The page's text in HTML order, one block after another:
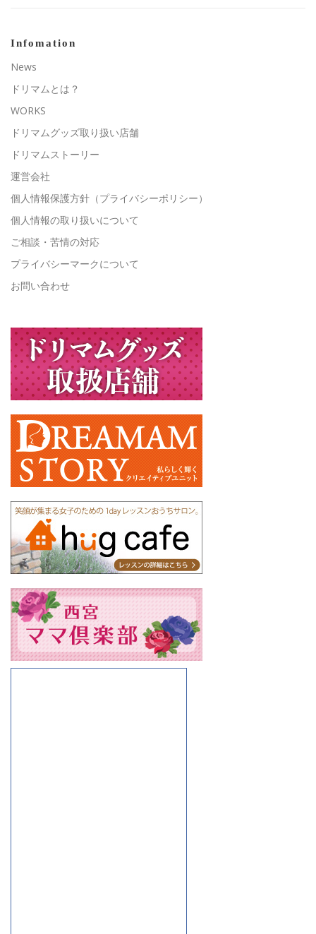
Infomation
News
ドリマムとは？
WORKS
ドリマムグッズ取り扱い店舗
ドリマムストーリー
運営会社
個人情報保護方針（プライバシーポリシー）
個人情報の取り扱いについて
ご相談・苦情の対応
プライバシーマークについて
お問い合わせ